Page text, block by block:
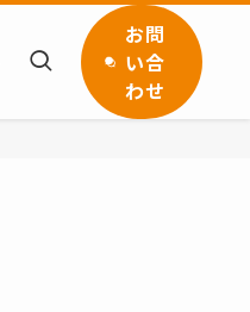
お問
い合
わせ